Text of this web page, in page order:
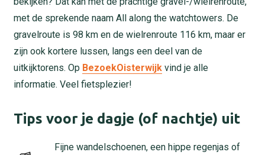
met de sprekende naam All along the watchtowers. De
gravelroute is 98 km en de wielrenroute 116 km, maar er
zijn ook kortere lussen, langs een deel van de
uitkijktorens. Op BezoekOisterwijk vind je alle
informatie. Veel fietsplezier!
Tips voor je dagje (of nachtje) uit
Fijne wandelschoenen, een hippe regenjas of